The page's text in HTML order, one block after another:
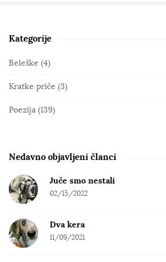
S
i
e
S
e
a
r
Kategorije
Beleške (4)
Kratke priče (3)
Poezija (139)
Nedavno objavljeni članci
Juče smo nestali
02/15/2022
Dva kera
11/09/2021